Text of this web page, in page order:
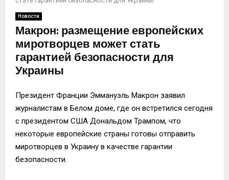
Новости
Макрон: размещение европейских
миротворцев может стать
гарантией безопасности для
Украины
Президент Франции Эммануэль Макрон заявил
журналистам в Белом доме, где он встретился сегодня
с президентом США Дональдом Трампом, что
некоторые европейские страны готовы отправить
миротворцев в Украину в качестве гарантии
безопасности.